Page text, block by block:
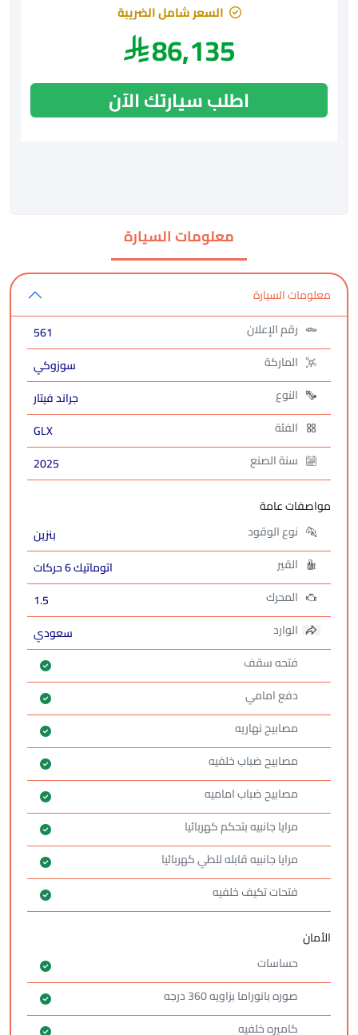
السعر شامل الضريبة
86,135
اطلب سيارتك الآن
معلومات السيارة
معلومات السيارة
رقم الإعلان
561
الماركة
سوزوكي
النوع
جراند فيتار
الفئة
GLX
سنة الصنع
2025
مواصفات عامة
نوع الوقود
بنزين
القير
اتوماتيك 6 حركات
المحرك
1.5
الوارد
سعودي
فتحه سقف
دفع امامي
مصابيح نهاريه
مصابيح ضباب خلفيه
مصابيح ضباب اماميه
مرايا جانبيه بتحكم كهربائيا
مرايا جانبيه قابله للطي كهربائيا
فتحات تكيف خلفيه
الأمان
حساسات
صوره بانوراما بزاويه 360 درجه
كاميره خلفيه